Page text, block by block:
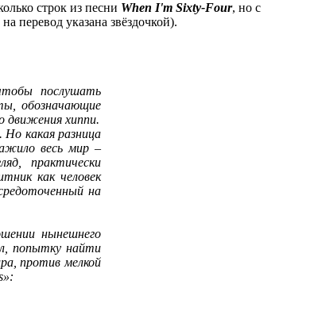
строк из песни When I'm Sixty-Four, но с
перевод указана звёздочкой).
послушать
обозначающие
движения хиппи.
какая разница
весь мир –
практически
как человек
на
нынешнего
попытку найти
против мелкой